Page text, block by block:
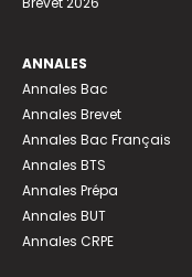
ANNALES
Annales Bac
Annales Brevet
Annales Bac Français
Annales BTS
Annales Prépa
Annales BUT
Annales CRPE